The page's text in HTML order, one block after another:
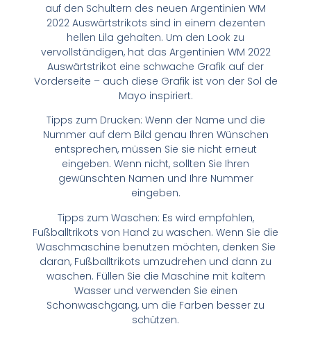
auf den Schultern des neuen Argentinien WM
2022 Auswärtstrikots sind in einem dezenten
hellen Lila gehalten. Um den Look zu
vervollständigen, hat das Argentinien WM 2022
Auswärtstrikot eine schwache Grafik auf der
Vorderseite – auch diese Grafik ist von der Sol de
Mayo inspiriert.
Tipps zum Drucken: Wenn der Name und die
Nummer auf dem Bild genau Ihren Wünschen
entsprechen, müssen Sie sie nicht erneut
eingeben. Wenn nicht, sollten Sie Ihren
gewünschten Namen und Ihre Nummer
eingeben.
Tipps zum Waschen: Es wird empfohlen,
Fußballtrikots von Hand zu waschen. Wenn Sie die
Waschmaschine benutzen möchten, denken Sie
daran, Fußballtrikots umzudrehen und dann zu
waschen. Füllen Sie die Maschine mit kaltem
Wasser und verwenden Sie einen
Schonwaschgang, um die Farben besser zu
schützen.